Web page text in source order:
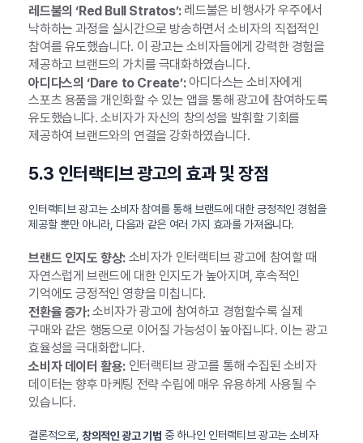
레드불의 ‘Red Bull Stratos’:레드불은 비행사가 우주에서
낙하하는 과정을 실시간으로 방송하면서 소비자의 직접적인
참여를 유도했습니다. 이 광고는 소비자들에게 강력한 경험을
제공하고 브랜드의 가치를 극대화하였습니다.
아디다스의 ‘Dare to Create’:아디다스는 소비자에게
스포츠 용품을 개인화할 수 있는 앱을 통해 광고에 참여하도록
유도했습니다. 소비자가 자신의 창의성을 발휘할 기회를
제공하여 브랜드와의 연결을 강화하였습니다.
5.3 인터랙티브 광고의 효과 및 장점
인터랙티브 광고는 소비자 참여를 통해 브랜드에 대한 긍정적인 경험을
제공할 뿐만 아니라, 다음과 같은 여러 가지 효과를 가져옵니다.
브랜드 인지도 향상:소비자가 인터랙티브 광고에 참여할 때
자연스럽게 브랜드에 대한 인지도가 높아지며, 후속적인
기억에도 긍정적인 영향을 미칩니다.
전환율 증가:소비자가 광고에 참여하고 경험할수록 실제
구매와 같은 행동으로 이어질 가능성이 높아집니다. 이는 광고
효율성을 극대화합니다.
소비자 데이터 활용:인터랙티브 광고를 통해 수집된 소비자
데이터는 향후 마케팅 전략 수립에 매우 유용하게 사용될 수
있습니다.
결론적으로, 창의적인 광고 기법 중 하나인 인터랙티브 광고는 소비자